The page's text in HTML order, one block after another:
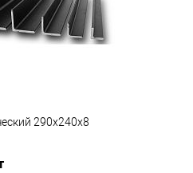
Под заказ
290х240х8